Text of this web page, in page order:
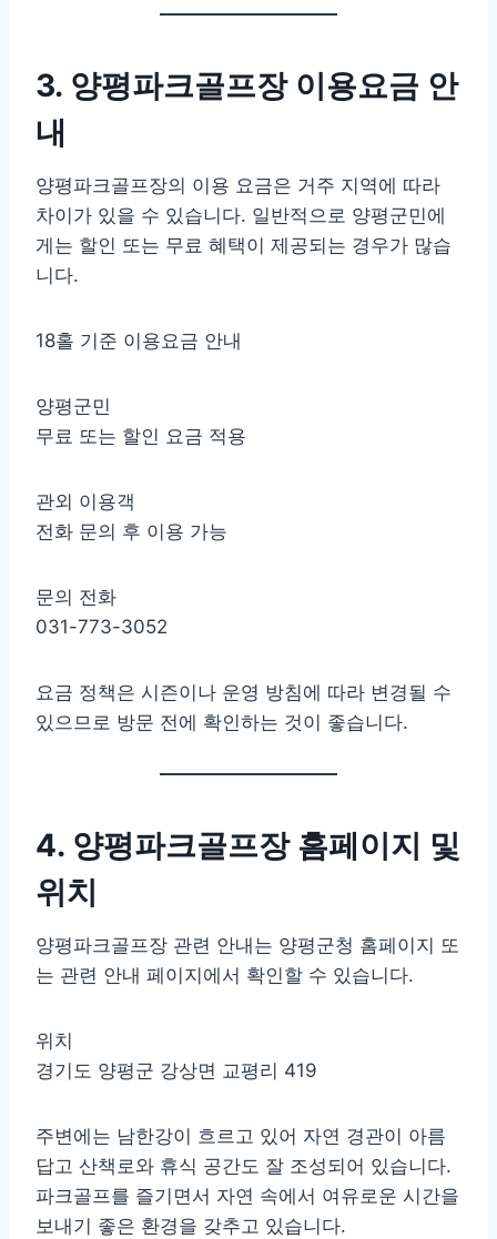
3. 양평파크골프장 이용요금 안
내
양평파크골프장의 이용 요금은 거주 지역에 따라
차이가 있을 수 있습니다. 일반적으로 양평군민에
게는 할인 또는 무료 혜택이 제공되는 경우가 많습
니다.
18홀 기준 이용요금 안내
양평군민
무료 또는 할인 요금 적용
관외 이용객
전화 문의 후 이용 가능
문의 전화
031-773-3052
요금 정책은 시즌이나 운영 방침에 따라 변경될 수
있으므로 방문 전에 확인하는 것이 좋습니다.
4. 양평파크골프장 홈페이지 및
위치
양평파크골프장 관련 안내는 양평군청 홈페이지 또
는 관련 안내 페이지에서 확인할 수 있습니다.
위치
경기도 양평군 강상면 교평리 419
주변에는 남한강이 흐르고 있어 자연 경관이 아름
답고 산책로와 휴식 공간도 잘 조성되어 있습니다.
파크골프를 즐기면서 자연 속에서 여유로운 시간을
보내기 좋은 환경을 갖추고 있습니다.